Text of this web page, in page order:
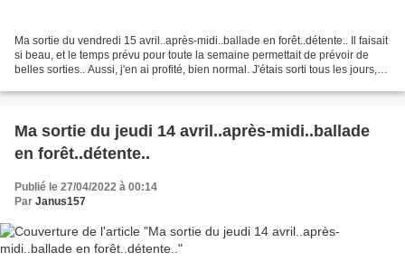
Ma sortie du vendredi 15 avril..après-midi..ballade en forêt..détente.. Il faisait
si beau, et le temps prévu pour toute la semaine permettait de prévoir de
belles sorties.. Aussi, j'en ai profité, bien normal. J'étais sorti tous les jours,
Ma sortie du jeudi 14 avril..après-midi..ballade
en forêt..détente..
Publié le 27/04/2022 à 00:14
Par Janus157